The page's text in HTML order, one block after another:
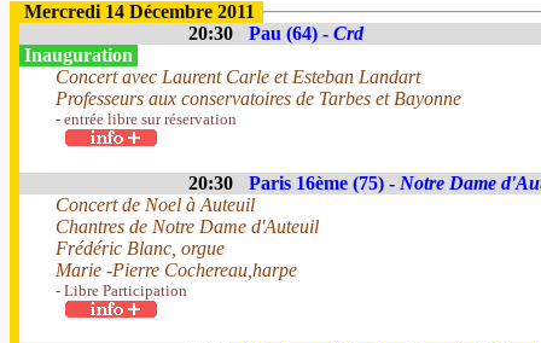
Mercredi 14 Décembre 2011
20:30
Pau (64) - Crd
Inauguration
Concert avec Laurent Carle et Esteban Landart
Professeurs aux conservatoires de Tarbes et Bayonne
- entrée libre sur réservation
20:30 Paris 16ème (75) - Notre Dame
Concert de Noel à Auteuil
Chantres de Notre Dame d'Auteuil
Frédéric Blanc, orgue
Marie -Pierre Cochereau,harpe
- Libre Participation